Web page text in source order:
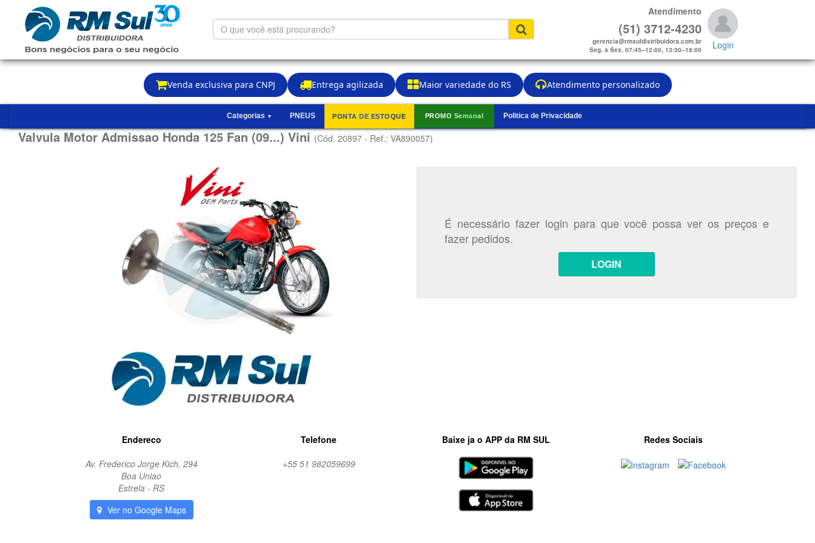
Venda exclusiva para CNPJ Entrega agilizada Maior variedade do RS Atendimento personalizado
O
que
está
procurando?
Atendimento
(51) 3712-4230
gerencia@rmsuldistribuidora.com.br
Seg. a Sex. 07:45–12:00, 13:30–18:00
Login
Categorias ▼ PNEUS PONTA DE ESTOQUE PROMO Semanal Politica de Privacidade
Valvula Motor Admissao Honda 125 Fan (09...) Vini(Cód. 20897 - Ref.: VA890057)
É necessário fazer login para que você possa ver os preços e
fazer pedidos.
LOGIN
Endereco
Av. Frederico Jorge Kich, 294
Boa Uniao
Estrela - RS
Ver no Google Maps
Telefone
+55 51 982059699
Baixe ja o APP da RM SUL Redes Sociais